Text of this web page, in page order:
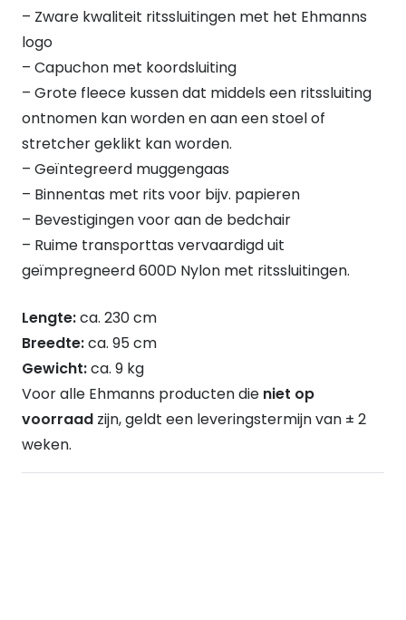
– Zware kwaliteit ritssluitingen met het Ehmanns
logo
– Capuchon met koordsluiting
– Grote fleece kussen dat middels een ritssluiting
ontnomen kan worden en aan een stoel of
stretcher geklikt kan worden.
– Geïntegreerd muggengaas
– Binnentas met rits voor bijv. papieren
– Bevestigingen voor aan de bedchair
– Ruime transporttas vervaardigd uit
geïmpregneerd 600D Nylon met ritssluitingen.
Lengte:ca. 230 cm
Breedte:ca. 95 cm
Gewicht:ca. 9 kg
Voor alle Ehmanns producten die niet op
voorraad zijn, geldt een leveringstermijn van ± 2
weken.